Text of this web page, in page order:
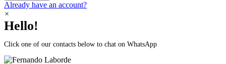
Already have an account?
×
Hello!
Click one of our contacts below to chat on WhatsApp